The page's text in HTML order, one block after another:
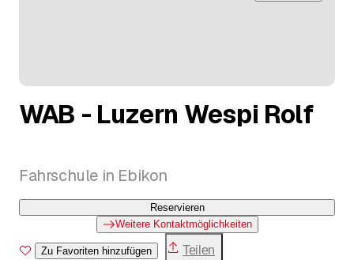
WAB - Luzern Wespi Rolf
Fahrschule in Ebikon
Reservieren
Weitere Kontaktmöglichkeiten
Zu Favoriten hinzufügen Teilen